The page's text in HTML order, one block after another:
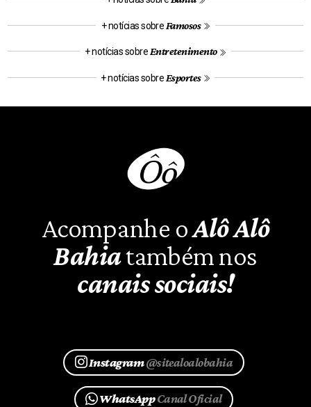
+ notícias sobre Famosos
+ notícias sobre Entretenimento
+ notícias sobre Esportes
Acompanhe oAlô Alô
Bahiatambém nos
canais sociais!
Instagram@sitealoalobahia
WhatsAppCanal Oficial